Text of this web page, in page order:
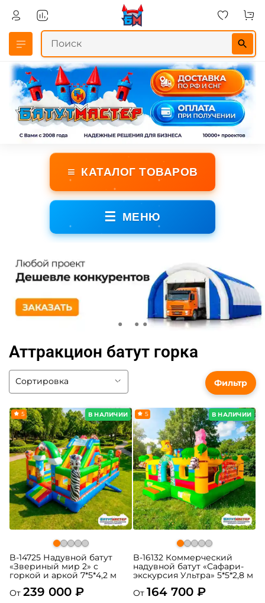
≡ КАТАЛОГ ТОВАРОВ
☰ МЕНЮ
Аттракцион батут горка
В НАЛИЧИИ
5
B-14725 Надувной батут
«Звериный мир 2» с
горкой и аркой 7*5*4,2 м
От 239 000 ₽
В НАЛИЧИИ
5
B-16132 Коммерческий
надувной батут «Сафари-
экскурсия Ультра» 5*5*2,8 м
От 164 700 ₽
Фильтр